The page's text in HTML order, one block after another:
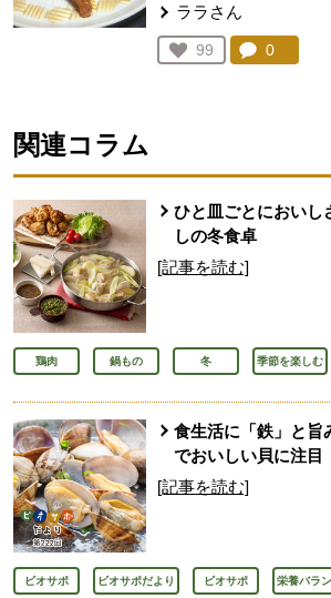
ララさん
お気に入り登録：
99
人が登録
コメント
0
関連コラム
ひと皿ごとにおいし
しの冬食卓
[記事を読む]
鶏肉 鍋もの 冬 季節を楽しむ
食生活に「鉄」と
でおいしい貝に注目
[記事を読む]
ビオサポ ビオサポだより ビオサポ 栄養バラ